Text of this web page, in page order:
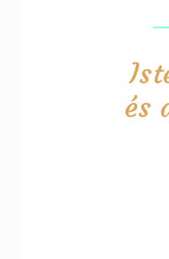
és